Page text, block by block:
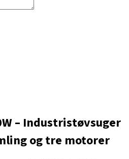
– Industristøvsuger
og tre motorer